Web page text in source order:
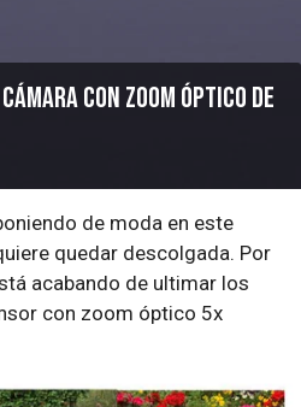
con zoom óptico de
de moda en este
quedar descolgada. Por
acabando de ultimar los
con zoom óptico 5x